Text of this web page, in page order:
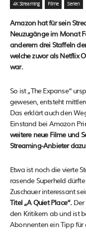
4K Streaming Filme Serien
Amazon hat für sein
Neuzugänge im Monat
anderem drei Staffeln
welche zuvor als Netflix
war.
So ist „The Expanse“
gewesen, entsteht
Das erklärt auch den
Einstand bei Amazon
weitere neue Filme und
Streaming-Anbieter
Etwa ist noch die vierte
rasende Superheld
Zuschauer interessant
Titel „A Quiet Place“.Der
den Kritikern ab und ist
Abonnenten ein Tipp für